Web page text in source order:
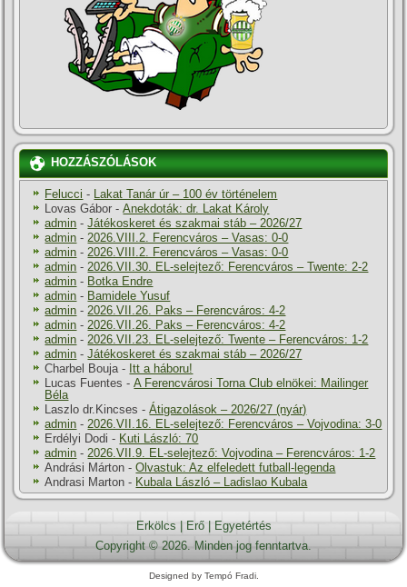
HOZZÁSZÓLÁSOK
Felucci - Lakat Tanár úr – 100 év történelem
Lovas Gábor -Anekdoták: dr. Lakat Károly
admin -Játékoskeret és szakmai stáb – 2026/27
admin -2026.VIII.2. Ferencváros – Vasas: 0-0
admin -2026.VIII.2. Ferencváros – Vasas: 0-0
admin -2026.VII.30. EL-selejtező: Ferencváros – Twente: 2-2
admin - Botka Endre
admin - Bamidele Yusuf
admin -2026.VII.26. Paks – Ferencváros: 4-2
admin -2026.VII.26. Paks – Ferencváros: 4-2
admin -2026.VII.23. EL-selejtező: Twente – Ferencváros: 1-2
admin -Játékoskeret és szakmai stáb – 2026/27
Charbel Bouja- Itt a háboru!
Lucas Fuentes -A Ferencvárosi Torna Club elnökei: Mailinger
Béla
Laszlo dr.Kincses -Átigazolások – 2026/27 (nyár)
admin -2026.VII.16. EL-selejtező: Ferencváros – Vojvodina: 3-0
Erdélyi Dodi - Kuti László: 70
admin -2026.VII.9. EL-selejtező: Vojvodina – Ferencváros: 1-2
Andrási Márton -Olvastuk: Az elfeledett futball-legenda
Andrasi Marton - Kubala László – Ladislao Kubala
Erkölcs Erő|
Egyetértés
Copyright © 2026. Minden jog fenntartva.
Designed by Tempó Fradi.